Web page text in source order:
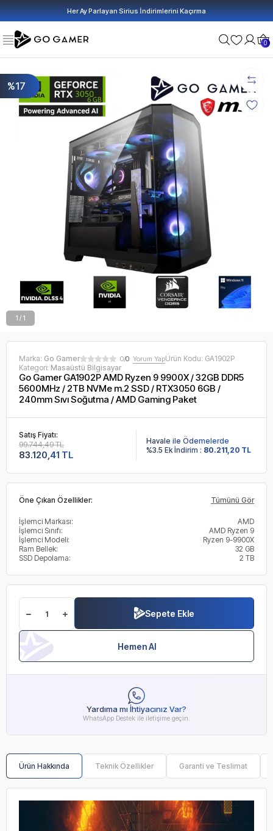
Her Ay Parlayan Sirius İndirimlerini Kaçırma
0
%17
1 / 1
Marka: Go Gamer 0/0 Yorum YapÜrün Kodu: GA1902P
Kategori: Masaüstü Bilgisayar
Go Gamer GA1902P AMD Ryzen 9 9900X / 32GB DDR5
5600MHz / 2TB NVMe m.2 SSD / RTX3050 6GB /
240mm Sıvı Soğutma / AMD Gaming Paket
Satış Fiyatı:
83.120,41 TL
99.744,49 TL
Havale ile Ödemelerde
%3.5 Ek İndirim : 80.211,20 TL
Öne Çıkan Özellikler: Tümünü Gör
İşlemci Markası:
AMD
İşlemci Sınıfı:
AMD Ryzen 9
İşlemci Modeli:
Ryzen 9-9900X
Ram Bellek:
32 GB
SSD Depolama:
2 TB
Sepete Ekle
Hemen Al
Yardıma mı İhtiyacınız Var?
WhatsApp Destek ile iletişime geçin.
Ürün Hakkında Teknik Özellikler Garanti ve Teslimat